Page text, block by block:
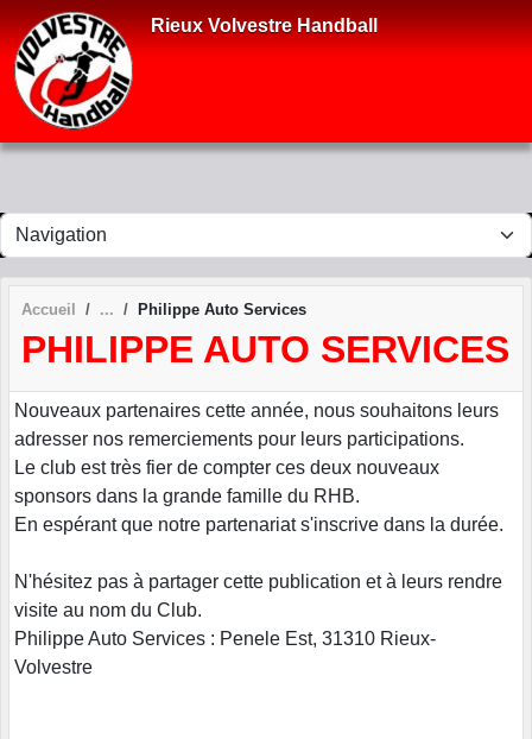
Rieux Volvestre Handball
Accueil Philippe Auto Services
PHILIPPE AUTO SERVICES
Nouveaux partenaires cette année, nous souhaitons leurs
adresser nos remerciements pour leurs participations.
Le club est très fier de compter ces deux nouveaux
sponsors dans la grande famille du RHB.
En espérant que notre partenariat s'inscrive dans la durée.
N'hésitez pas à partager cette publication et à leurs rendre
visite au nom du Club.
Philippe Auto Services : Penele Est, 31310 Rieux-
Volvestre
Panneau de gestion des cookies